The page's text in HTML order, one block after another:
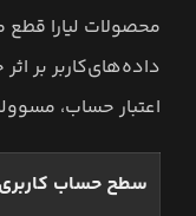
محصولات لیارا قطع
داده‌های‌کاربر بر
اعتبار حساب،
سطح حساب کاربری